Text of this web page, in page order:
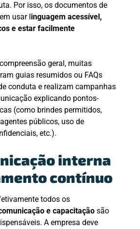
Por isso, os documentos de
usar l inguagem acessível,
e estar facilmente
geral, muitas
guias resumidos ou FAQs
conduta e realizam campanhas
explicando pontos-
(como brindes permitidos,
públicos, uso de
etc.).
interna
contínuo
todos os
e capacitaçãosão
A empresa deve